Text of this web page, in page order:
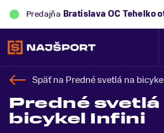
Predajňa Bratislava OC Tehelko
Späť na Predné svetlá na
Predné svetlá
bicykel Infini